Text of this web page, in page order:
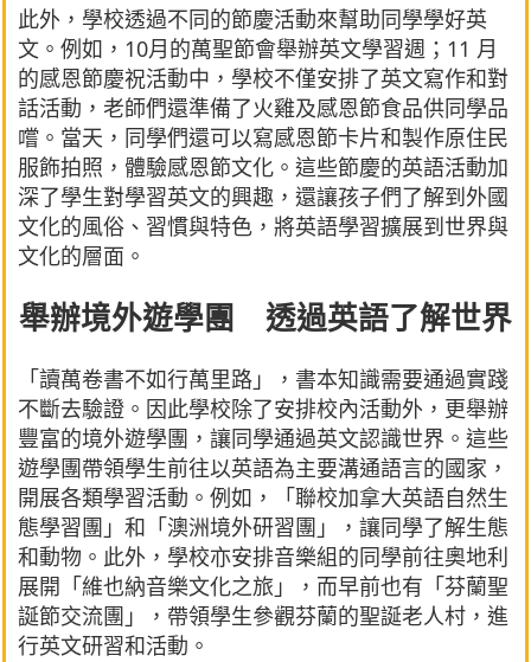
此外，學校透過不同的節慶活動來幫助同學學好英
文。例如，10月的萬聖節會舉辦英文學習週；11 月
的感恩節慶祝活動中，學校不僅安排了英文寫作和對
話活動，老師們還準備了火雞及感恩節食品供同學品
嚐。當天，同學們還可以寫感恩節卡片和製作原住民
服飾拍照，體驗感恩節文化。這些節慶的英語活動加
深了學生對學習英文的興趣，還讓孩子們了解到外國
文化的風俗、習慣與特色，將英語學習擴展到世界與
文化的層面。
舉辦境外遊學團 透過英語了解世界
「讀萬卷書不如行萬里路」，書本知識需要通過實踐
不斷去驗證。因此學校除了安排校內活動外，更舉辦
豐富的境外遊學團，讓同學通過英文認識世界。這些
遊學團帶領學生前往以英語為主要溝通語言的國家，
開展各類學習活動。例如，「聯校加拿大英語自然生
態學習團」和「澳洲境外研習團」，讓同學了解生態
和動物。此外，學校亦安排音樂組的同學前往奧地利
展開「維也納音樂文化之旅」，而早前也有「芬蘭聖
誕節交流團」，帶領學生參觀芬蘭的聖誕老人村，進
行英文研習和活動。